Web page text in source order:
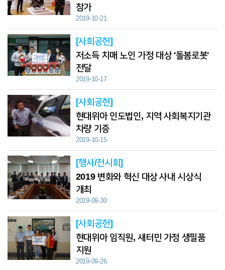
참가
2019-10-21
[사회공헌]
저소득 치매 노인 가정 대상 '돌봄로봇'
전달
2019-10-17
[사회공헌]
현대위아 인도법인, 지역 사회복지기관
차량 기증
2019-10-15
[행사/전시회]
2019 변화와 혁신 대상 사내 시상식
개최
2019-09-30
[사회공헌]
현대위아 임직원, 새터민 가정 생필품
지원
2019-09-26